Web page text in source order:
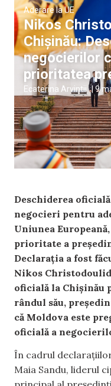
Aderare la UE
Nikos
Chișinău:
negocierilor
prioritatea
Ecaterina Arvintii |9
Deschiderea
negocieri pentru
Uniunea
prioritate a
Declarația a fost
Nikos
oficială la Chișinău
rândul său,
că Moldova este
oficială a
În cadrul
Maia Sandu, liderul